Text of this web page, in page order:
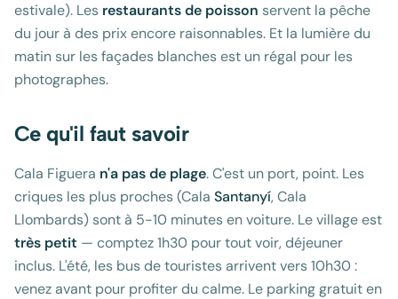
estivale). Les restaurants de poisson servent la pêche
du jour à des prix encore raisonnables. Et la lumière du
matin sur les façades blanches est un régal pour les
photographes.
Ce qu'il faut savoir
Cala Figuera n'a pas de plage. C'est un port, point. Les
criques les plus proches (Cala Santanyí, Cala
Llombards) sont à 5-10 minutes en voiture. Le village est
très petit — comptez 1h30 pour tout voir, déjeuner
inclus. L'été, les bus de touristes arrivent vers 10h30 :
venez avant pour profiter du calme. Le parking gratuit en